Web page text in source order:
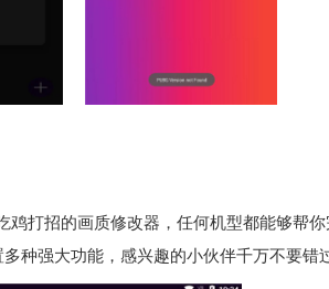
打招的画质修改器，任何机型都能够帮
种强大功能，感兴趣的小伙伴千万不要错